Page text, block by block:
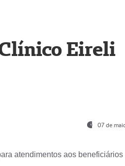
Eireli
07 de
atendimentos aos beneficiários